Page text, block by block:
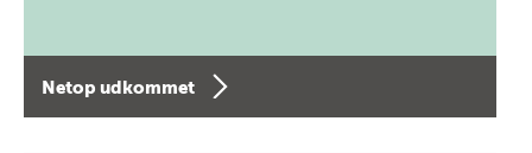
Netop udkommet